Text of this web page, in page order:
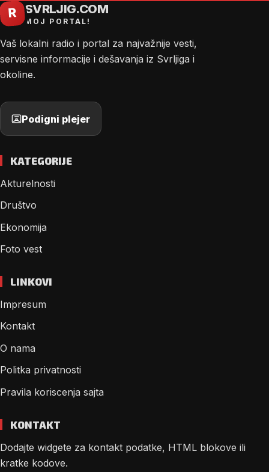
R SVRLJIG.COM
MOJ PORTAL!
Vaš lokalni radio i portal za najvažnije vesti,
servisne informacije i dešavanja iz Svrljiga i
okoline.
Podigni plejer
KATEGORIJE
Akturelnosti
Društvo
Ekonomija
Foto vest
LINKOVI
Impresum
Kontakt
O nama
Politka privatnosti
Pravila koriscenja sajta
KONTAKT
Dodajte widgete za kontakt podatke, HTML blokove ili
kratke kodove.